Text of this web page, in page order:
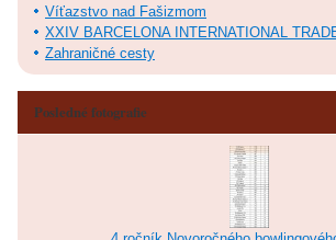
Víťazstvo nad Fašizmom
XXIV BARCELONA INTERNATIONAL
Zahraničné cesty
Posledné fotografie